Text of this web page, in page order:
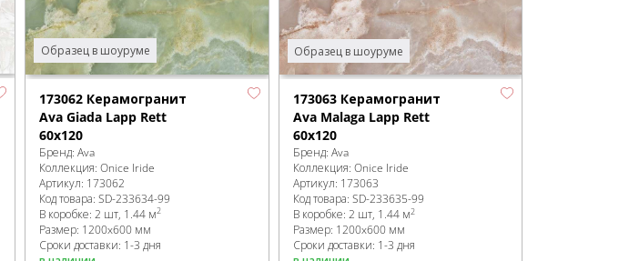
Образец в шоуруме
173062 Керамогранит
Ava Giada Lapp Rett
60x120
Бренд:Ava
Коллекция:Onice Iride
Артикул: 173062
Код товара:SD-233634-99
В коробке:2 шт, 1.44 м2
Размер: 1200x600 мм
Сроки доставки: 1-3 дня
Образец в шоуруме
173063 Керамогранит
Ava Malaga Lapp Rett
60x120
Бренд: Ava
Коллекция: Onice Iride
Артикул: 173063
Код товара: SD-233635-99
В коробке: 2 шт, 1.44 м2
Размер: 1200x600 мм
Сроки доставки: 1-3 дня